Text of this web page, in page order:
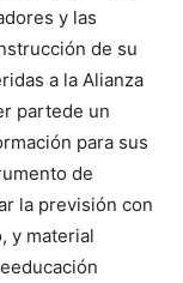
y las
de su
a la Alianza
partede un
para sus
de
la previsión con
y material